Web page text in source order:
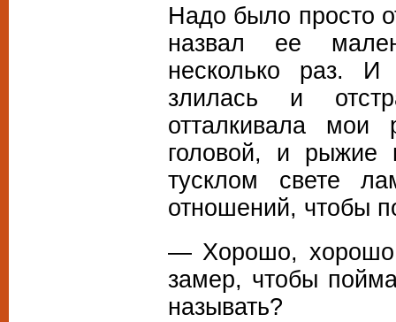
Надо было просто
назвал ее
несколько раз.
злилась и
отталкивала мои
головой, и рыжие
тусклом свете
отношений, чтобы
— Хорошо,
замер, чтобы
называть?